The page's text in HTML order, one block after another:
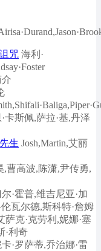
咒 海利·
卡斯佩,萨拉·基,丹泽
生 Josh,Martin,艾丽
,曹高波,陈潇,尹传勇,
·霍普,维吉尼亚·加
瓦尔德,斯科特·詹姆
萨克·克劳利,妮娜·塞
·利奇
·罗萨蒂,乔治娜·雷